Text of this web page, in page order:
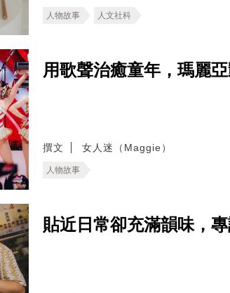
人物故事 人文社科
用歌聲治癒童年，瑪麗
撰文 女人迷（Maggie）
人物故事
貼近日常卻充滿韻味，